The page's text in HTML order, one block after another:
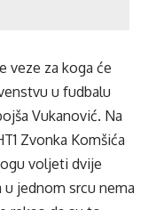
veze za koga će
u fudbalu
Vukanović. Na
Zvonka Komšića
voljeti dvije
u jednom srcu nema